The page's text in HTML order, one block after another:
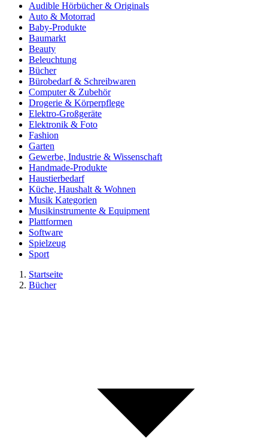
Audible Hörbücher & Originals
Auto & Motorrad
Baby-Produkte
Baumarkt
Beauty
Beleuchtung
Bücher
Bürobedarf & Schreibwaren
Computer & Zubehör
Drogerie & Körperpflege
Elektro-Großgeräte
Elektronik & Foto
Fashion
Garten
Gewerbe, Industrie & Wissenschaft
Handmade-Produkte
Haustierbedarf
Küche, Haushalt & Wohnen
Musik Kategorien
Musikinstrumente & Equipment
Plattformen
Software
Spielzeug
Sport
Startseite
Bücher